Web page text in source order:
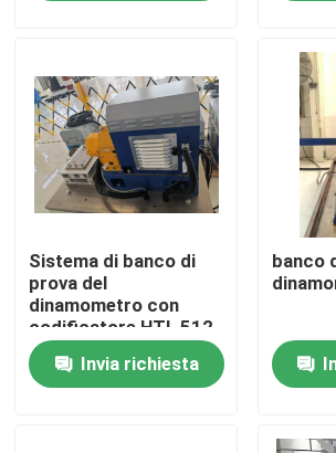
Controllo della qualità
Contattaci
Casi
Dinamometro di coppia di torsione
Dinamometro ad alta velocità
Sistema di banco di
prova del
dinamometro con
codificatore HTL 512
Invia richiesta
banco